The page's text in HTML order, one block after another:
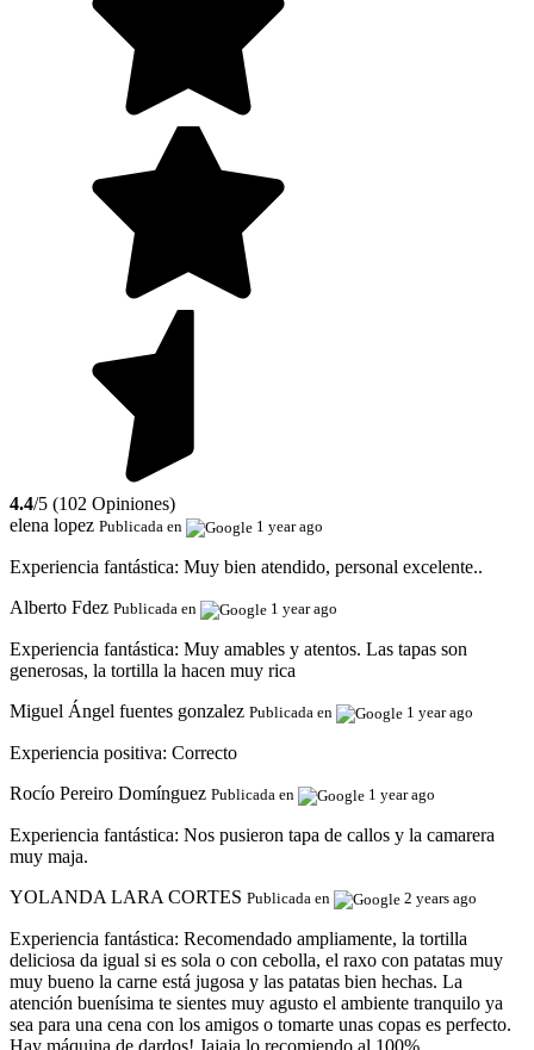
4.4/5 (102 Opiniones)
elena lopez Publicada en 1 year ago
Experiencia fantástica: Muy bien atendido, personal excelente..
Alberto Fdez Publicada en 1 year ago
Experiencia fantástica: Muy amables y atentos. Las tapas son
generosas, la tortilla la hacen muy rica
Miguel Ángel fuentes gonzalez Publicada en 1 year ago
Experiencia positiva: Correcto
Rocío Pereiro Domínguez Publicada en 1 year ago
Experiencia fantástica: Nos pusieron tapa de callos y la camarera
muy maja.
YOLANDA LARA CORTES Publicada en 2 years ago
Experiencia fantástica: Recomendado ampliamente, la tortilla
deliciosa da igual si es sola o con cebolla, el raxo con patatas muy
muy bueno la carne está jugosa y las patatas bien hechas. La
atención buenísima te sientes muy agusto el ambiente tranquilo ya
sea para una cena con los amigos o tomarte unas copas es perfecto.
Hay máquina de dardos! Jajaja lo recomiendo al 100%.